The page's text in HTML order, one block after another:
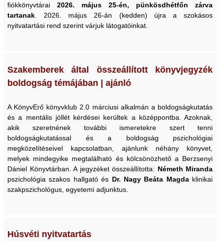
fiókkönyvtárai 2026. május 25-én, pünkösdhétfőn zárva
tartanak . 2026. május 26-án (kedden) újra a szokásos
nyitvatartási rend szerint várjuk látogatóinkat.
Szakemberek által összeállított könyvjegyzék
boldogság témájában | ajánló
A KönyvErő könyvklub 2.0 márciusi alkalmán a boldogságkutatás
és a mentális jóllét kérdései kerültek a középpontba. Azoknak,
akik szeretnének további ismeretekre szert tenni
boldogságkutatással és a boldogság pszichológiai
megközelítéseivel kapcsolatban, ajánlunk néhány könyvet,
melyek mindegyike megtalálható és kölcsönözhető a Berzsenyi
Dániel Könyvtárban. A jegyzéket összeállította: Németh Miranda
pszichológia szakos hallgató és Dr. Nagy Beáta Magdaklinikai
szakpszichológus, egyetemi adjunktus.
Húsvéti nyitvatartás